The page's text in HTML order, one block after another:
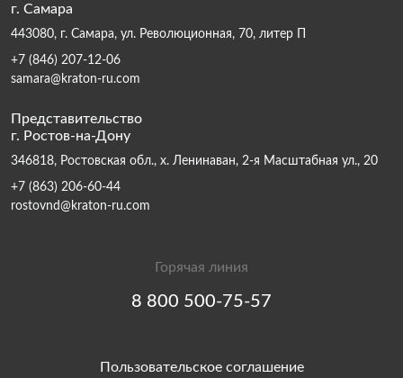
г. Самара
443080, г. Самара, ул. Революционная, 70, литер П
+7 (846) 207-12-06
samara@kraton-ru.com
Представительство
г. Ростов-на-Дону
346818, Ростовская обл., х. Ленинаван, 2-я Масштабная ул., 20
+7 (863) 206-60-44
rostovnd@kraton-ru.com
Горячая линия
8 800 500-75-57
Пользовательское соглашение